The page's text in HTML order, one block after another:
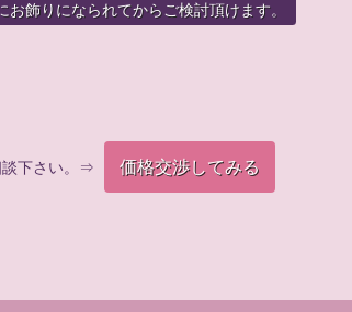
飾りになられてからご検討頂けます。
談下さい。⇒ 価格交渉してみる